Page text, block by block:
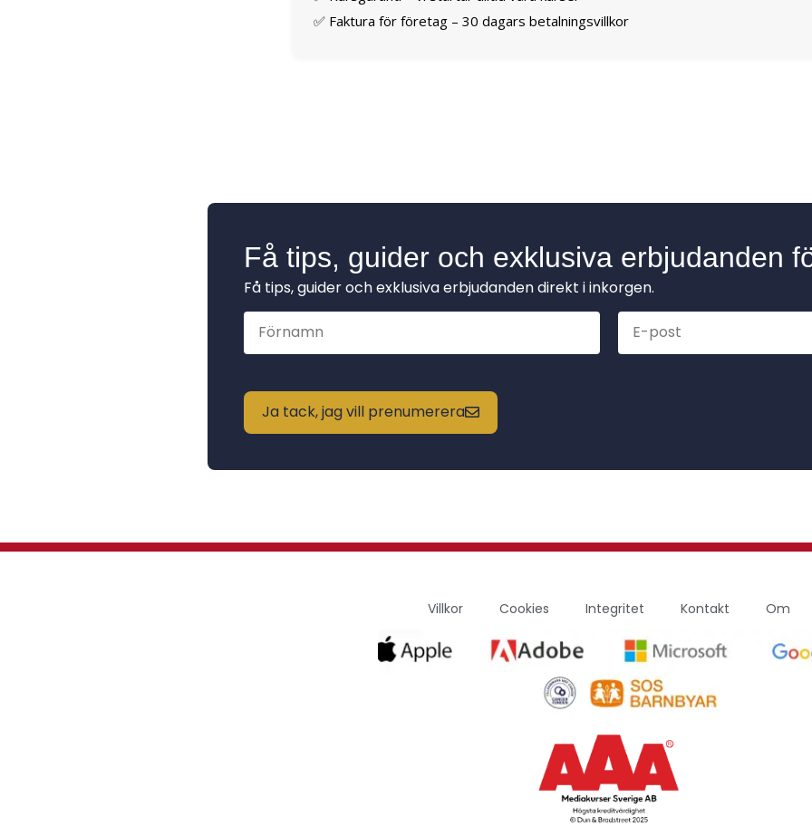
✅ Faktura för företag – 30 dagars betalningsvillkor
Få tips, guider och exklusiva erbjudanden
Få tips, guider och exklusiva erbjudanden direkt i inkorgen.
Ja tack, jag vill prenumerera
Villkor Cookies Integritet Kontakt Om